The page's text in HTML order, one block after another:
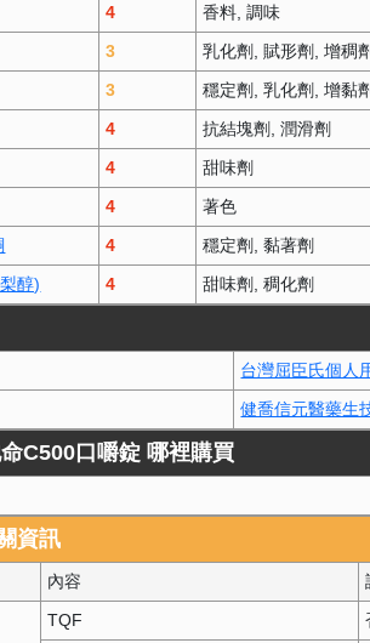
4 香料 調味
3 乳化劑 賦形劑 增稠劑
3 穩定劑 乳化劑 增黏劑
4 抗結塊劑
潤滑劑
4
甜味劑
4
著色
4 穩定劑
黏著劑
醇)
4 甜味劑 稠化劑
台灣屈臣氏個人
健喬信元醫藥生
C500口嚼錠 哪裡購買
資訊
內容
TQF